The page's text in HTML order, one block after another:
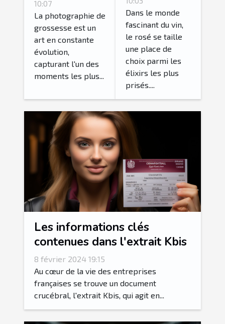
matière de
photographie
de grossesse
10:07
La photographie de
grossesse est un
art en constante
évolution,
capturant l'un des
moments les plus...
du rosé
Dans le monde
fascinant du vin,
le rosé se taille
une place de
choix parmi les
élixirs les plus
prisés....
Les informations clés
contenues dans l'extrait Kbis
8 février 2024 19:15
Au cœur de la vie des entreprises
françaises se trouve un document
crucébral, l'extrait Kbis, qui agit en...